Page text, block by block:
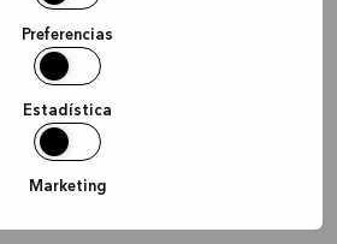
Preferencias
Estadística
Marketing